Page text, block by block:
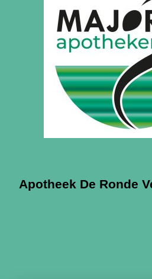
Apotheek De Ronde